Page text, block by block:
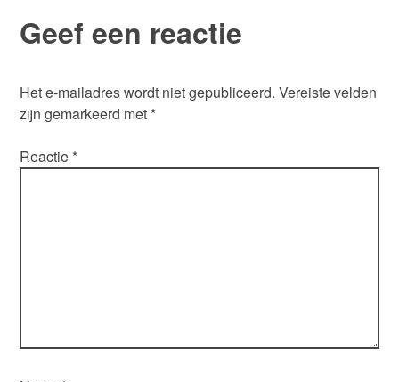
Geef een reactie
Het e-mailadres wordt niet gepubliceerd. Vereiste velden
zijn gemarkeerd met *
Reactie *